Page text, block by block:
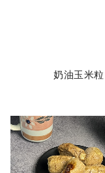
奶油玉米粒